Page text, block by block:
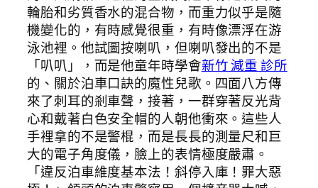
輪胎和劣質香水的混合物，而重力似乎是隨
機變化的，有時感覺很重，有時像漂浮在游
泳池裡。他試圖按喇叭，但喇叭發出的不是
「叭叭」，而是他童年時學會新竹 減重 診所
的、關於泊車口訣的魔性兒歌。四面八方傳
來了刺耳的剎車聲，接著，一群穿著反光背
心和戴著白色安全帽的人朝他衝來。這些人
手裡拿的不是警棍，而是長長的測量尺和巨
大的電子角度儀，臉上的表情極度嚴肅。
「違反泊車維度基本法！斜停入庫！罪大惡